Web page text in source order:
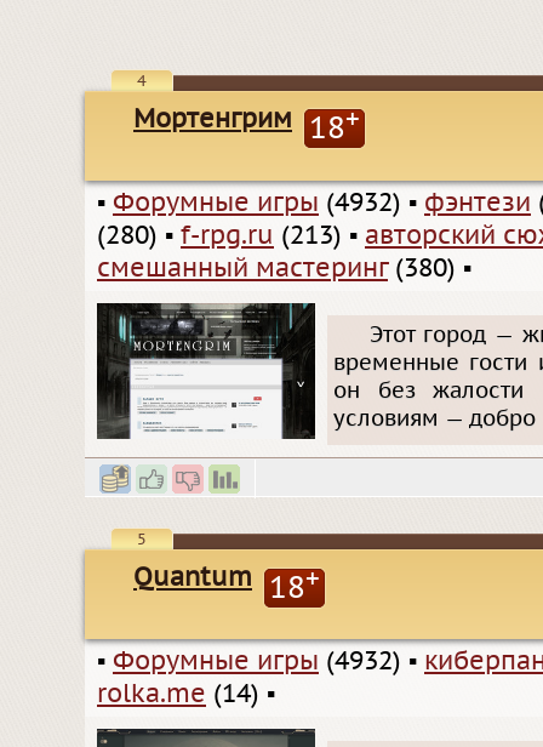
4
Мортенгрим 18+
▪ Форумные игры (4932) ▪ фэнтези
(280) ▪ f-rpg.ru (213) ▪ авторский
смешанный мастеринг(380) ▪
Этот город —
временные гости
он без жалости
условиям — добро
5
Quantum 18+
▪ Форумные игры (4932) ▪
rolka.me (14) ▪